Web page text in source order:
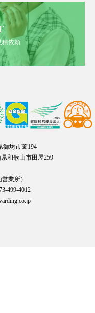
積依頼
坊市薗194
和歌山市田屋259
業所）
499-4012